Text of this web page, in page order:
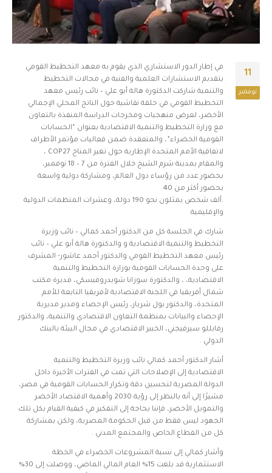
11
نوفمبر
في إطار الدور الاستشاري الذي يقوم به معهد التخطيط القومي
بتقديم الاستشارات العلمية والفنية في مجالات التخطيط
والتنمية شاركت الدكتورة هالة أبو علي – نائب رئيس معهد
التخطيط القومي في حلقة نقاشية حول الناتج المحلي الإجمالي
الأخضر، لعرض منهجيات ومخرجات الدراسة المنفذة بالتعاون
مع وزارة التخطيط والتنمية الاقتصادية بعنوان “الحسابات
القومية الخضراء”، والمنعقدة ضمن فعاليات مؤتمر الأطراف
لاتفاقية الأمم المتحدة الإطارية حول تغير المناخ COP27 ،
والمقام بمدينة شرم الشيخ خلال الفترة من 7 – 18 نوفمبر،
بحضور عدد من رؤساء دول العالم، ومشاركة دولية واسعة
بحضور أكثر من 40
.ألف شخص يمثلون نحو 190 دولة، وعشرات المنظمات الدولية
والإقليمية
شارك في الجلسة كل من الدكتور أحمد كمالي – نائب وزيرة
التخطيط والتنمية الاقتصادية و والدكتورة هالة أبو علي – نائب
رئيس معهد التخطيط القومي والدكتور أحمد عاشور- المشرف
على وحدة الحسابات القومية بوزارة التخطيط والتنمية
الاقتصادية، ، والدكتورة سوزانا شويدروفيسكي، مديرة مكتب
شمال أفريقيا في اللجنة الاقتصادية لأفريقيا التابعة للأمم
المتحدة، والدكتور بول شريار، رئيس الإحصاء ومدير مديرية
الإحصاء والبيانات بمنظمة التعاون الاقتصادي والتنمية، والدكتور
رفايللو سيرفيجني، الخبير الاقتصادي في مجال البيئة بالبنك
الدولي .
أشار الدكتور أحمد كمالي نائب وزيرة التخطيط والتنمية
الاقتصادية إلى الإصلاحات التي تمت في الفترات الأخيرة داخل
الدولة المصرية لتحسين دقة وتكرار الحسابات القومية في مصر،
مشيرًا إلى أنه بالنظر إلى رؤية 2030 وأهمية الاقتصاد الأخضر
والتمويل الأخضر، فإننا بحاجة إلى التفكير في كيفية القيام بكل تلك
الجهود ليس فقط من قبل الحكومة المصرية، ولكن بمشاركة
كل من القطاع الخاص والمجتمع المدني .
وأشار كمالي إلى نسبة المشروعات الخضراء في الخطة
الاستثمارية قد بلغت 15% العام المالي الماضي، ووصلت إلى 30%